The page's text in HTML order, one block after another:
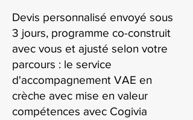
Devis personnalisé envoyé sous
3 jours, programme co-construit
avec vous et ajusté selon votre
parcours : le service
d'accompagnement VAE en
crèche avec mise en valeur
compétences avec Cogivia